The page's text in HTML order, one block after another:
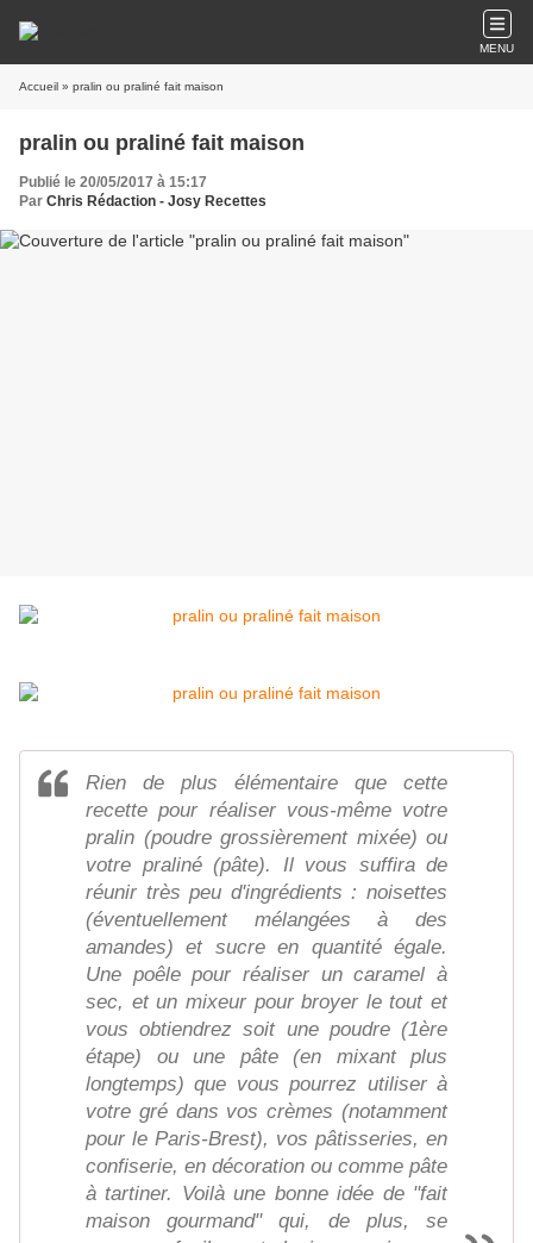
MENU
Accueil » pralin ou praliné fait maison
pralin ou praliné fait maison
Publié le 20/05/2017 à 15:17
Par Chris Rédaction - Josy Recettes
Rien de plus élémentaire que cette
recette pour réaliser vous-même votre
pralin (poudre grossièrement mixée) ou
votre praliné (pâte). Il vous suffira de
réunir très peu d'ingrédients : noisettes
(éventuellement mélangées à des
amandes) et sucre en quantité égale.
Une poêle pour réaliser un caramel à
sec, et un mixeur pour broyer le tout et
vous obtiendrez soit une poudre (1ère
étape) ou une pâte (en mixant plus
longtemps) que vous pourrez utiliser à
votre gré dans vos crèmes (notamment
pour le Paris-Brest), vos pâtisseries, en
confiserie, en décoration ou comme pâte
à tartiner. Voilà une bonne idée de "fait
maison gourmand" qui, de plus, se